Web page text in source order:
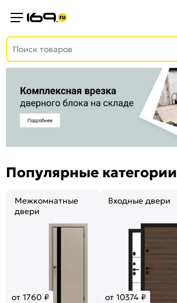
Популярные категории
Межкомнатные
двери
от 1760 ₽
Входные двери
от 10374 ₽